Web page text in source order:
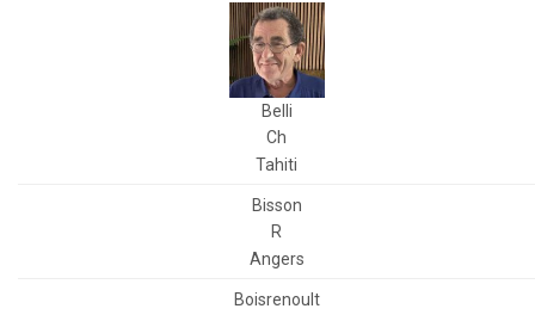
Belli
Ch
Tahiti
Bisson
R
Angers
Boisrenoult